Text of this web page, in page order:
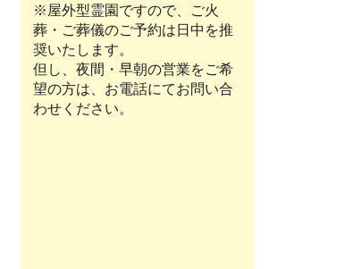
※屋外型霊園ですので、ご火
葬・ご葬儀のご予約は日中を推
奨いたします。
但し、夜間・早朝の営業をご希
望の方は、お電話にてお問い合
わせください。